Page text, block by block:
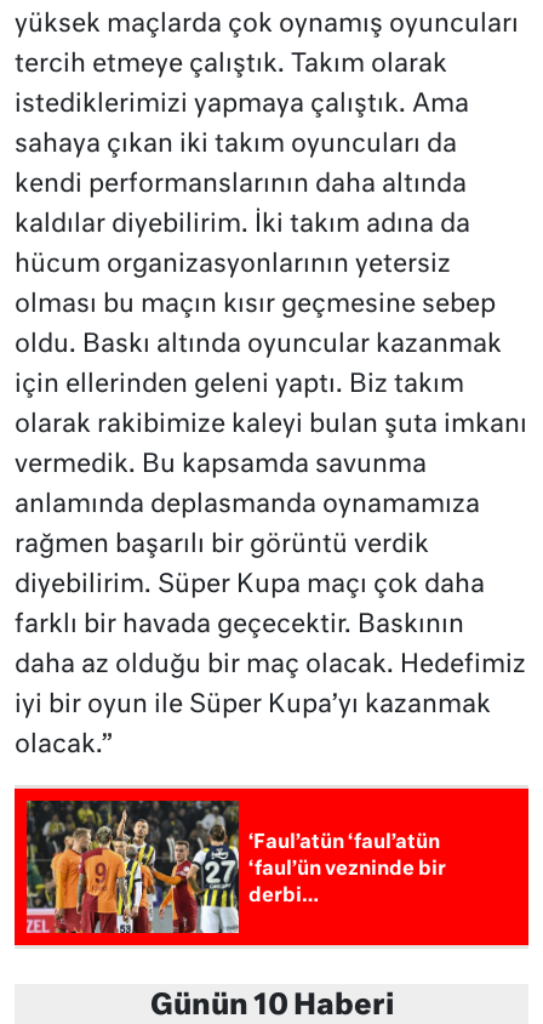
yüksek maçlarda çok oynamış oyuncuları
tercih etmeye çalıştık. Takım olarak
istediklerimizi yapmaya çalıştık. Ama
sahaya çıkan iki takım oyuncuları da
kendi performanslarının daha altında
kaldılar diyebilirim. İki takım adına da
hücum organizasyonlarının yetersiz
olması bu maçın kısır geçmesine sebep
oldu. Baskı altında oyuncular kazanmak
için ellerinden geleni yaptı. Biz takım
olarak rakibimize kaleyi bulan şuta imkanı
vermedik. Bu kapsamda savunma
anlamında deplasmanda oynamamıza
rağmen başarılı bir görüntü verdik
diyebilirim. Süper Kupa maçı çok daha
farklı bir havada geçecektir. Baskının
daha az olduğu bir maç olacak. Hedefimiz
iyi bir oyun ile Süper Kupa’yı kazanmak
olacak.”
‘Faul’atün ‘faul’atün
‘faul’ün vezninde bir
derbi…
Günün 10 Haberi